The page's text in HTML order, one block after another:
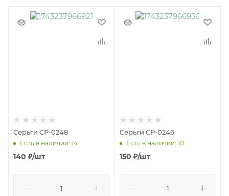
Серьги СР-0248
Есть в наличии: 14
140 ₽/шт
Серьги СР-0246
Есть в наличии: 10
150 ₽/шт